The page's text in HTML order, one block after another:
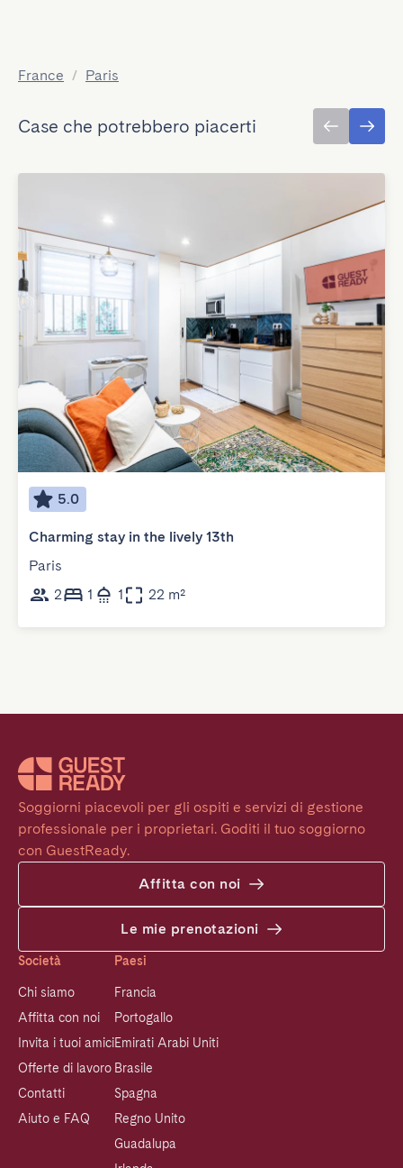
France / Paris
Case che potrebbero piacerti
5.0
Charming stay in the lively 13th
Paris
2
1 1 22 m²
Soggiorni piacevoli per gli ospiti e servizi di gestione
professionale per i proprietari. Goditi il tuo soggiorno
con GuestReady.
Affitta con noi
Le mie prenotazioni
Società
Chi siamo
Affitta con noi
Invita i tuoi amici
Offerte di lavoro
Contatti
Aiuto e FAQ
Paesi
Francia
Portogallo
Emirati Arabi Uniti
Brasile
Spagna
Regno Unito
Guadalupa